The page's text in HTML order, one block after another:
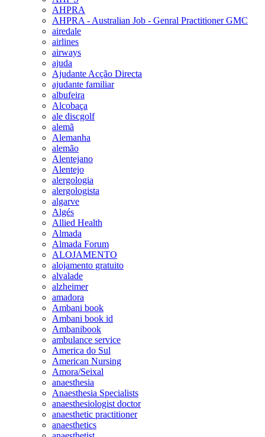
AHPRA
AHPRA - Australian Job - Genral Practitioner GMC
airedale
airlines
airways
ajuda
Ajudante Acção Directa
ajudante familiar
albufeira
Alcobaça
ale discgolf
alemã
Alemanha
alemão
Alentejano
Alentejo
alergologia
alergologista
algarve
Algés
Allied Health
Almada
Almada Forum
ALOJAMENTO
alojamento gratuito
alvalade
alzheimer
amadora
Ambani book
Ambani book id
Ambanibook
ambulance service
America do Sul
American Nursing
Amora/Seixal
anaesthesia
Anaesthesia Specialists
anaesthesiologist doctor
anaesthetic practitioner
anaesthetics